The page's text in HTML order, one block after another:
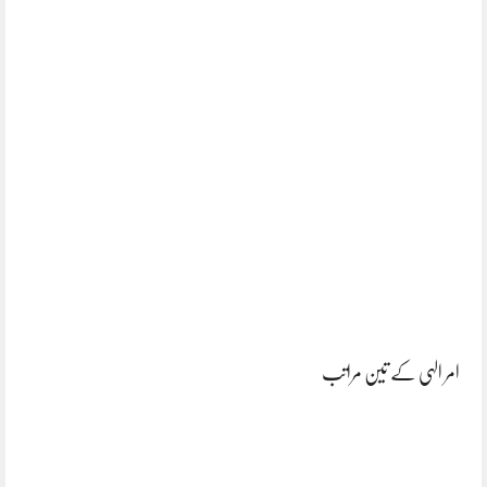
امر الہی کے تین مراتب